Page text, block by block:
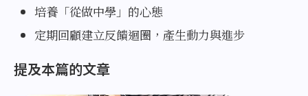
培養「從做中學」的心態
定期回顧建立反饋迴圈，產生動力與進步
提及本篇的文章